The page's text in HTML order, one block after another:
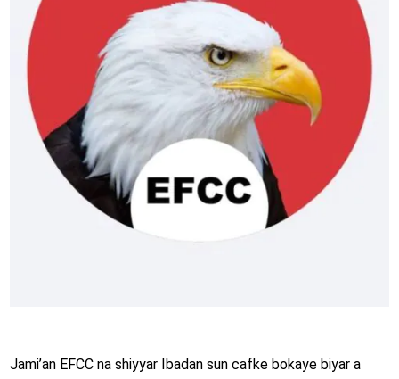
Jami’an EFCC na shiyyar Ibadan sun cafke bokaye biyar a